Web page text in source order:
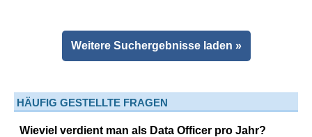
Weitere Suchergebnisse laden »
HÄUFIG GESTELLTE FRAGEN
Wieviel verdient man als Data Officer pro Jahr?